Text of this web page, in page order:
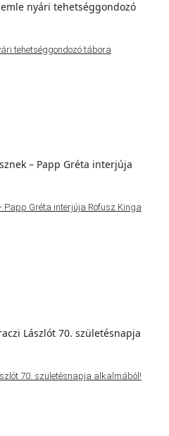
tehetséggondozó tábora
Gréta interjúja Rofusz Kinga
70. születésnapja alkalmából!